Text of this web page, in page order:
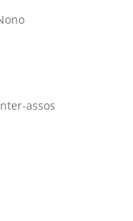
assos